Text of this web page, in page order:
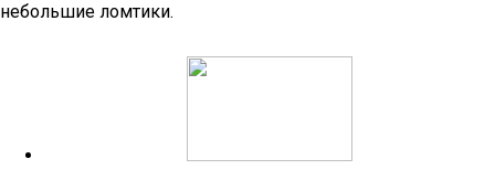
небольшие ломтики.